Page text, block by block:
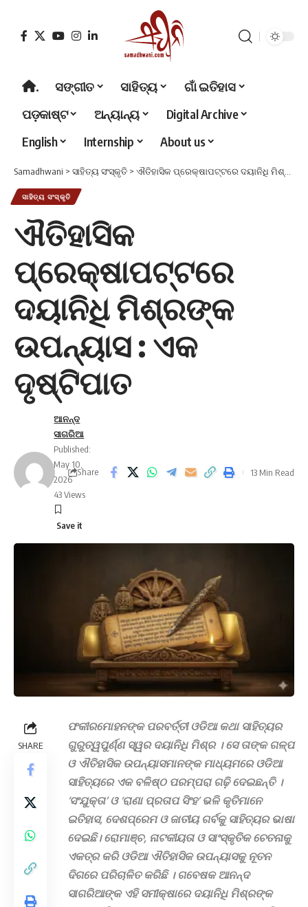
. ସଙ୍ଗୀତ ସାହିତ୍ୟ
ଗାଁ ଇତିହାସ
ପଡ଼କାଷ୍ଟ
ଅନ୍ୟାନ୍ୟ
Digital Archive
English
Internship About us
Samadhwani > ସାହିତ୍ୟ ସଂସ୍କୃତି > ଐତିହାସିକ ପ୍ରେକ୍ଷାପଟ୍ଟରେ ଦୟାନିଧି ମିଶ୍ରଙ୍କ ଉପନ୍ୟାସ : ଏକ ଦୃଷ୍ଟିପାତ
ସାହିତ୍ୟ ସଂସ୍କୃତି
ଐତିହାସିକ
ପ୍ରେକ୍ଷାପଟ୍ଟରେ
ଦୟାନିଧି ମିଶ୍ରଙ୍କ
ଉପନ୍ୟାସ : ଏକ
ଦୃଷ୍ଟିପାତ
ଆନନ୍ଦ
ସାଗରିଆ
Published:
May 10,
2026
43 Views
Share 13 Min Read
SHARE
ଫକୀରମୋହନଙ୍କ ପରବର୍ତ୍ତୀ ଓଡିଆ କଥା ସାହିତ୍ୟର
ଗୁରୁତ୍ୱପୁର୍ଣ୍ଣ ସ୍ୱର ଦୟାନିଧି ମିଶ୍ର । ସେ ତାଙ୍କ ଗଳ୍ପ
ଓ ଐତିହାସିକ ଉପନ୍ୟାସମାନଙ୍କ ମାଧ୍ୟମରେ ଓଡିଆ
ସାହିତ୍ୟରେ ଏକ ବଳିଷ୍ଠ ପରମ୍ପରା ଗଢ଼ି ଦେଇଛନ୍ତି ।
‘ସଂଯୁକ୍ତା’ ଓ ‘ରାଣା ପ୍ରତାପ ସିଂହ’ ଭଳି କୃତିମାନେ
ଇତିହାସ, ଦେଶପ୍ରେମ ଓ ଜାତୀୟ ଗର୍ବକୁ ସାହିତ୍ୟର ଭାଷା
ଦେଇଛି। ରୋମାଞ୍ଚ, ନାଟକୀୟତା ଓ ସାଂସ୍କୃତିକ ଚେତନାକୁ
ଏକତ୍ର କରି ଓଡିଆ ଐତିହାସିକ ଉପନ୍ୟାସକୁ ନୂତନ
ଦିଗରେ ପରିଚାଳିତ କରିଛି । ଗବେଷକ ଆନନ୍ଦ
ସାଗରିଆଙ୍କ ଏହି ସମୀକ୍ଷାରେ ଦୟାନିଧି ମିଶ୍ରଙ୍କ